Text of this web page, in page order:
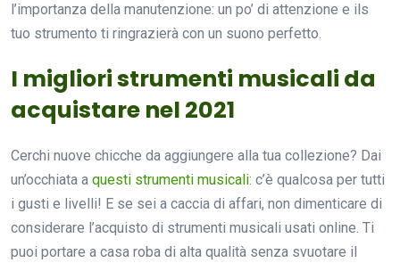
l’importanza della manutenzione: un po’ di attenzione e ils
tuo strumento ti ringrazierà con un suono perfetto.
I migliori strumenti musicali da
acquistare nel 2021
Cerchi nuove chicche da aggiungere alla tua collezione? Dai
un’occhiata a questi strumenti musicali: c’è qualcosa per tutti
i gusti e livelli! E se sei a caccia di affari, non dimenticare di
considerare l’acquisto di strumenti musicali usati online. Ti
puoi portare a casa roba di alta qualità senza svuotare il